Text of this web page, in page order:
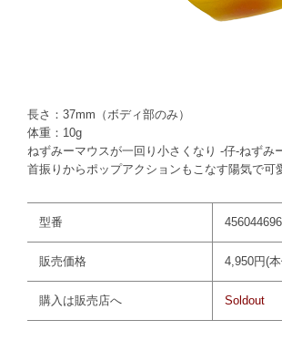
長さ：37mm（ボディ部のみ）
体重：10g
ねずみーマウスが一回り小さくなり -仔-ねずみ
首振りからポップアクションもこなす陽気で可
型番
販売価格 4,950円(
購入は販売店へ Soldout